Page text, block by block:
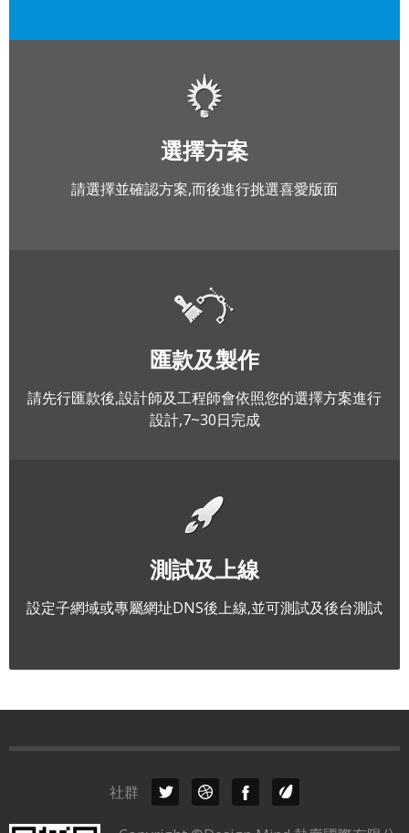
選擇方案
請選擇並確認方案,而後進行挑選喜愛版面
匯款及製作
請先行匯款後,設計師及工程師會依照您的選擇方案進行
設計,7~30日完成
測試及上線
設定子網域或專屬網址DNS後上線,並可測試及後台測試
社群